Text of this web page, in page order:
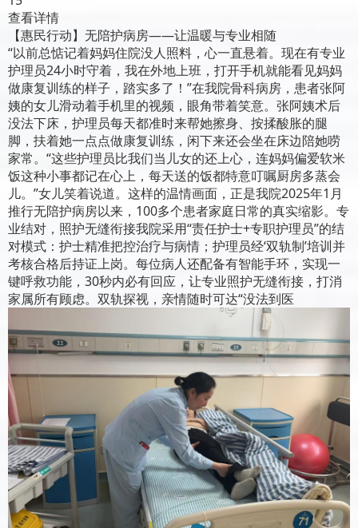
查看详情
【惠民行动】无陪护病房——让温暖与专业相随
“以前总惦记着妈妈住院没人照料，心一直悬着。现在有专业
护理员24小时守着，我在外地上班，打开手机就能看见妈妈
做康复训练的样子，踏实多了！”在我院骨科病房，患者张阿
姨的女儿滑动着手机里的视频，眼角带着笑意。张阿姨术后
没法下床，护理员每天都准时来帮她擦身、按揉酸胀的腿
脚，扶着她一点点做康复训练，闲下来还会坐在床边陪她唠
家常。“这些护理员比我们当儿女的还上心，连妈妈偏爱软米
饭这种小事都记在心上，每天送的饭都特意叮嘱厨房多蒸会
儿。”女儿笑着说道。这样的温情画面，正是我院2025年1月
推行无陪护病房以来，100多个患者家庭日常的真实缩影。专
业结对，照护无缝衔接我院采用“责任护士+专职护理员”的结
对模式：护士精准把控治疗与病情；护理员经‘双轨制’培训并
考核合格后持证上岗。每位病人还配备有智能手环，实现一
键呼救功能，30秒内必有回应，让专业照护无缝衔接，打消
家属所有顾虑。双轨探视，亲情随时可达“没法到医